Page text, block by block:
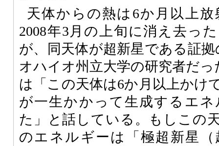
天体からの熱は6か月以上
2008年3月の上旬に消え去っ
が、同天体が超新星である証
オハイオ州立大学の研究者だっ
は「この天体は6か月以上かけ
が一生かかって生成するエ
た」と話している。もしこの
のエネルギーは「極超新星